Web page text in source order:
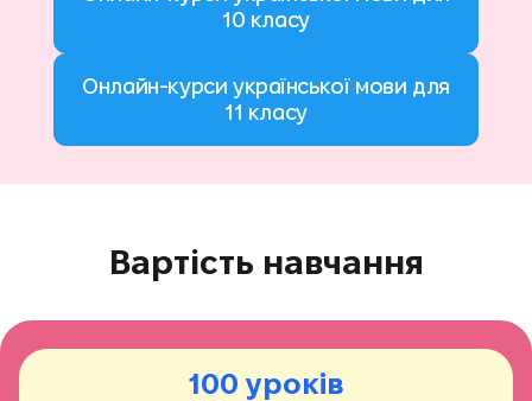
10 класу
Онлайн-курси української мови для
11 класу
Вартість навчання
100 уроків